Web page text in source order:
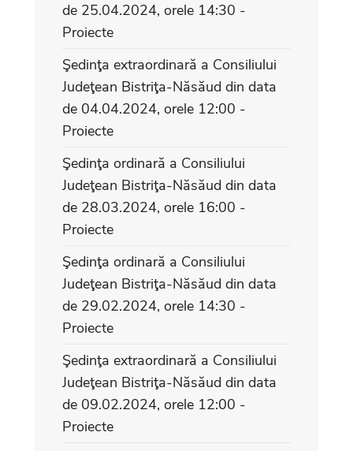
de 25.04.2024, orele 14:30 -
Proiecte
Şedinţa extraordinară a Consiliului
Judeţean Bistriţa-Năsăud din data
de 04.04.2024, orele 12:00 -
Proiecte
Şedinţa ordinară a Consiliului
Judeţean Bistriţa-Năsăud din data
de 28.03.2024, orele 16:00 -
Proiecte
Şedinţa ordinară a Consiliului
Judeţean Bistriţa-Năsăud din data
de 29.02.2024, orele 14:30 -
Proiecte
Şedinţa extraordinară a Consiliului
Judeţean Bistriţa-Năsăud din data
de 09.02.2024, orele 12:00 -
Proiecte